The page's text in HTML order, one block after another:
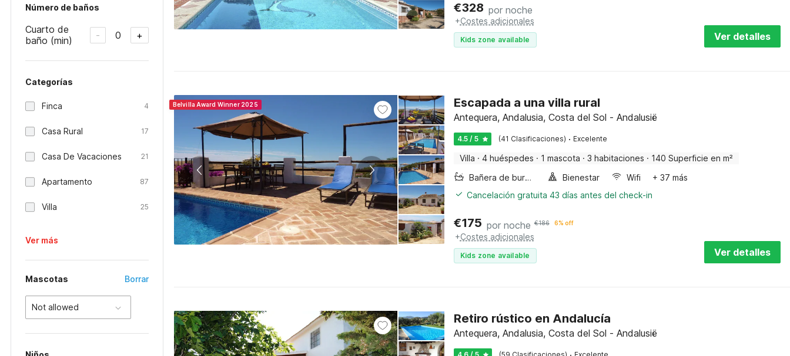
Número de baños
Cuarto de
baño (min)
- 0 +
Categorías
Finca 4
Casa Rural 17
Casa De Vacaciones 21
Apartamento 87
Villa 25
Ver más
Mascotas Borrar
Not allowed
€328 por noche
+Costes adicionales
Kids zone available Ver detalles
Belvilla Award Winner 2025 Escapada a una villa rural
Antequera, Andalusia, Costa del Sol - Andalusië
4.5 / 5 (41 Clasificaciones) · Excelente
Villa · 4 huéspedes · 1 mascota · 3 habitaciones · 140 Superficie en m²
Bañera de burbujas
Bienestar Wifi
+ 37 más
Cancelación gratuita 43 días antes del check-in
€175 por noche €186 6% off
+Costes adicionales
Kids zone available Ver detalles
Retiro rústico en Andalucía
Antequera, Andalusia, Costa del Sol - Andalusië